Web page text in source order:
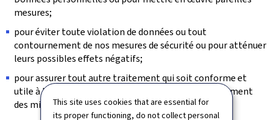
This site uses cookies that are essential for
its proper functioning, do not collect personal
mesures;
pour éviter toute violation de données ou tout
contournement de nos mesures de sécurité ou pour atténuer
leurs possibles effets négatifs;
pour assurer tout autre traitement qui soit conforme et
utile à la réalisation des objectifs ou à l’accomplissement
des missions assignés au MESR.